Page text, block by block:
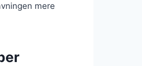
mere